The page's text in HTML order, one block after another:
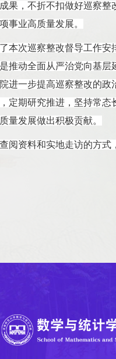
，不折不扣做好巡察整
事业高质量发展。
本次巡察整改督导工作
推动全面从严治党向基层
进一步提高巡察整改的
定期研究推进，坚持常
量发展做出积极贡献。
阅资料和实地走访的方式